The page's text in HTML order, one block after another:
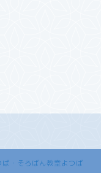
・そろばん教室よつば